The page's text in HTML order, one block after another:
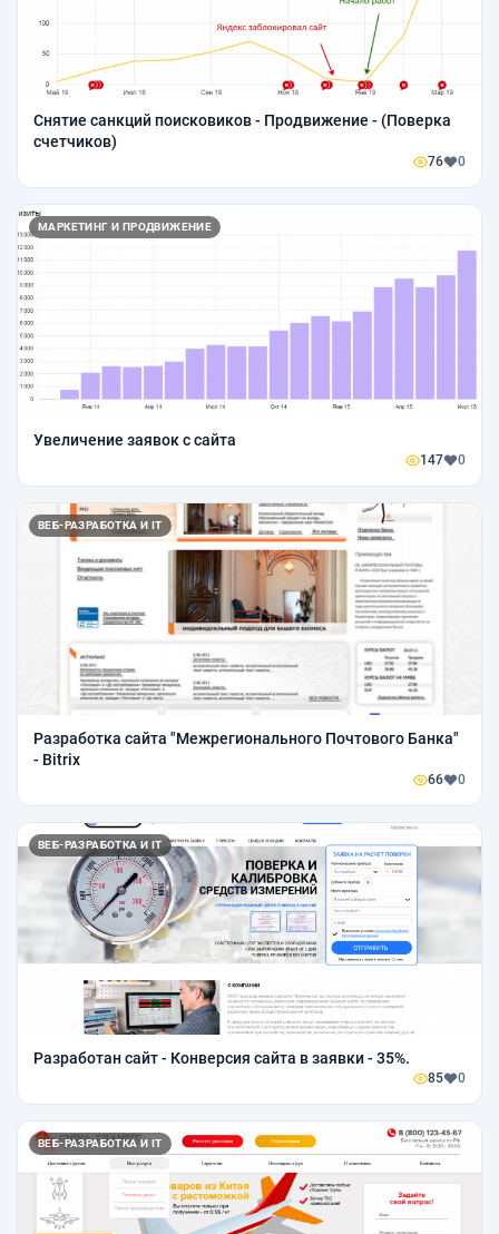
Снятие санкций поисковиков - Продвижение - (Поверка
счетчиков)
76 0
МАРКЕТИНГ И ПРОДВИЖЕНИЕ
Увеличение заявок с сайта
147 0
ВЕБ-РАЗРАБОТКА И IT
Разработка сайта "Межрегионального Почтового Банка"
- Bitrix
66 0
ВЕБ-РАЗРАБОТКА И IT
Разработан сайт - Конверсия сайта в заявки - 35%.
85 0
ВЕБ-РАЗРАБОТКА И IT